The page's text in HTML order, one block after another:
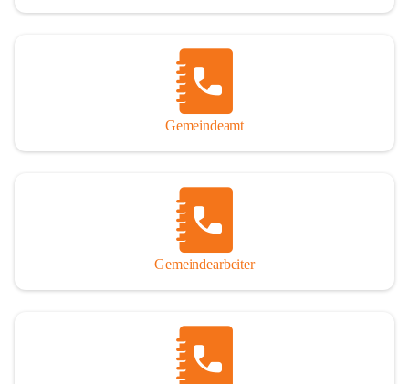
Jubiläumsjahr abschließen zu können. Daher mag um Nachsicht
Ausführlichkeit behandelt erscheinen, oder auch der eine oder
andere Fehler unterlief. Die Autoren haben nach ihren
individuellen Möglichkeiten mit bestem Wissen und Gewissen
Andreas Rohatsch wurde auf das System der Fußnoten verzichtet.
Wo eine genaue Quellenangabe sinnvoll und notwendig erschien,
sind die entsprechenden Quellenhinweise in den fließenden Text
eingearbeitet. Der leichteren Lesbarkeit halber ist auch von einer
streng gendergerechten Ausdrucksform Abstand genommen
So darf ich Sie zu einer interessanten, vergnüglichen und
manchmal auch nachdenklich machenden Zeitreise durch die
Gemeindeamt
Gemeindearbeiter